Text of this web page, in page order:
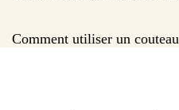
Comment utiliser un couteau